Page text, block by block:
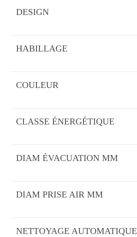
DESIGN
HABILLAGE
COULEUR
CLASSE ÉNERGÉTIQUE
DIAM ÉVACUATION MM
DIAM PRISE AIR MM
NETTOYAGE AUTOMATIQUE